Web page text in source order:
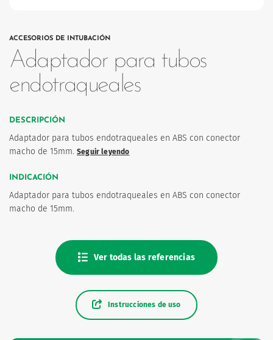
ACCESORIOS DE INTUBACIÓN
Adaptador para tubos
endotraqueales
DESCRIPCIÓN
Adaptador para tubos endotraqueales en ABS con conector
macho de 15mm. Seguir leyendo
INDICACIÓN
Adaptador para tubos endotraqueales en ABS con conector
macho de 15mm.
Ver todas las referencias
Instrucciones de uso